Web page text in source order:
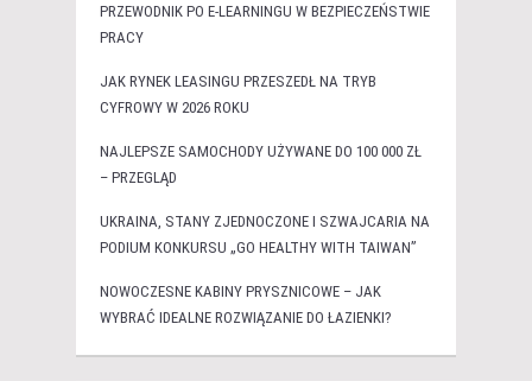
PRZEWODNIK PO E-LEARNINGU W BEZPIECZEŃSTWIE
PRACY
JAK RYNEK LEASINGU PRZESZEDŁ NA TRYB
CYFROWY W 2026 ROKU
NAJLEPSZE SAMOCHODY UŻYWANE DO 100 000 ZŁ
– PRZEGLĄD
UKRAINA, STANY ZJEDNOCZONE I SZWAJCARIA NA
PODIUM KONKURSU „GO HEALTHY WITH TAIWAN”
NOWOCZESNE KABINY PRYSZNICOWE – JAK
WYBRAĆ IDEALNE ROZWIĄZANIE DO ŁAZIENKI?